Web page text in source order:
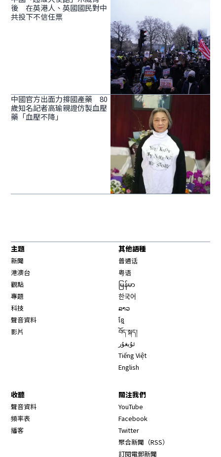
後 在英港人、英國國民對中
共投下不信任票
中國官方出面力撐國產藥 80
歲知名記者高瑜親證仿製血壓
藥「血壓不降」
主題
新聞
港澳台
觀點
專題
科技
聲音資料
影片
其他語種
普通话
粤语
မြန်မာ
한국어
ລາວ
ខ្មែ
བོད་སྐད།
ئۇيغۇر
Tiếng Việt
English
收聽
聲音資料
頻率表
播客
關注我們
YouTube
Facebook
Twitter
聚合新聞（RSS）
訂閱電郵新聞